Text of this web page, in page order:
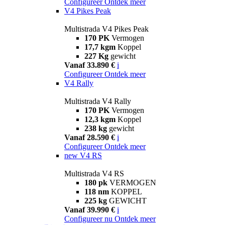
V4 Pikes Peak
Multistrada V4 Pikes Peak
170 PK Vermogen
17,7 kgm Koppel
227 Kg gewicht
Vanaf 33.890 € i
Configureer Ontdek meer
V4 Rally
Multistrada V4 Rally
170 PK Vermogen
12,3 kgm Koppel
238 kg gewicht
Vanaf 28.590 € i
Configureer Ontdek meer
new V4 RS
Multistrada V4 RS
180 pk VERMOGEN
118 nm KOPPEL
225 kg GEWICHT
Vanaf 39.990 € i
Configureer nu Ontdek meer